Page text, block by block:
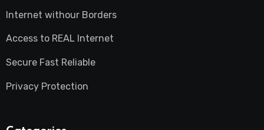
Internet withour Borders
Access to REAL Internet
Secure Fast Reliable
Privacy Protection